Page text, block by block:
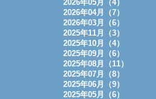
2026年05月（4）
2026年04月（7）
2026年03月（6）
2025年11月（3）
2025年10月（4）
2025年09月（6）
2025年08月（11）
2025年07月（8）
2025年06月（9）
2025年05月（6）